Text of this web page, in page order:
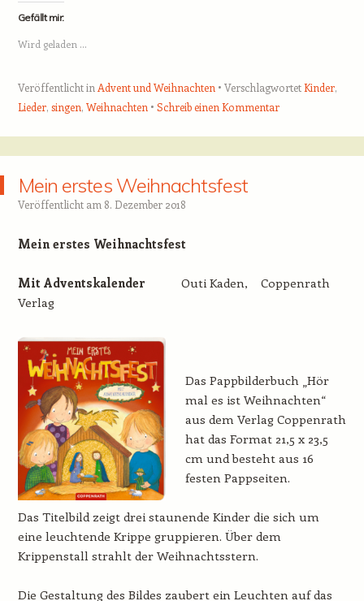
Gefällt mir:
Wird geladen …
Veröffentlicht in Advent und Weihnachten VerschlagwortetKinder,
Lieder, singen, Weihnachten Schreib einen Kommentar
Mein erstes Weihnachtsfest
Veröffentlicht am 8. Dezember 2018
Mein erstes Weihnachtsfest
Mit Adventskalender Outi Kaden, Coppenrath
Verlag
Das Pappbilderbuch „Hör
mal es ist Weihnachten“
aus dem Verlag Coppenrath
hat das Format 21,5 x 23,5
cm und besteht aus 16
festen Pappseiten.
Das Titelbild zeigt drei staunende Kinder die sich um
eine leuchtende Krippe gruppieren. Über dem
Krippenstall strahlt der Weihnachtsstern.
Die Gestaltung des Bildes zaubert ein Leuchten auf das